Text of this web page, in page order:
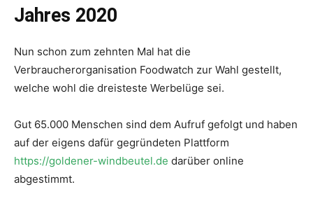
Jahres 2020
Nun schon zum zehnten Mal hat die
Verbraucherorganisation Foodwatch zur Wahl gestellt,
welche wohl die dreisteste Werbelüge sei.
Gut 65.000 Menschen sind dem Aufruf gefolgt und haben
auf der eigens dafür gegründeten Plattform
https://goldener-windbeutel.de darüber online
abgestimmt.